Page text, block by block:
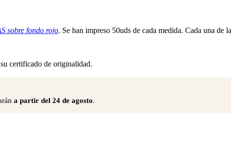
sobre fondo rojo. Se han impreso 50uds de cada medida. Cada una de
certificado de originalidad.
a partir del 24 de agosto.